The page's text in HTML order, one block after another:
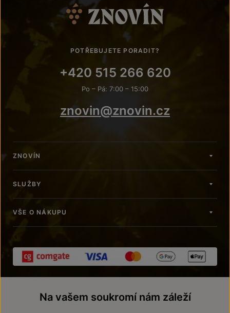
POTŘEBUJETE PORADIT?
+420 515 266 620
Po – Pá: 7:00 – 15:00
znovin@znovin.cz
ZNOVÍN
SLUŽBY
VŠE O NÁKUPU
Na vašem soukromí nám záleží